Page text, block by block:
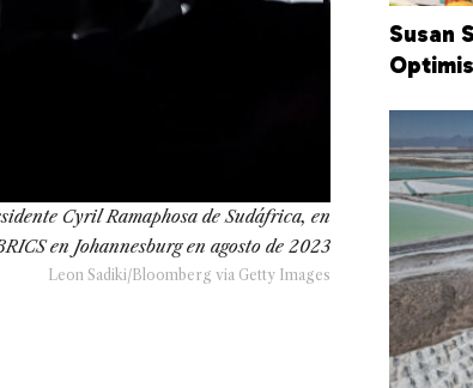
Cyril Ramaphosa de Sudáfrica, en
en Johannesburg en agosto de 2023
Leon Sadiki/Bloomberg via Getty Images
Susan